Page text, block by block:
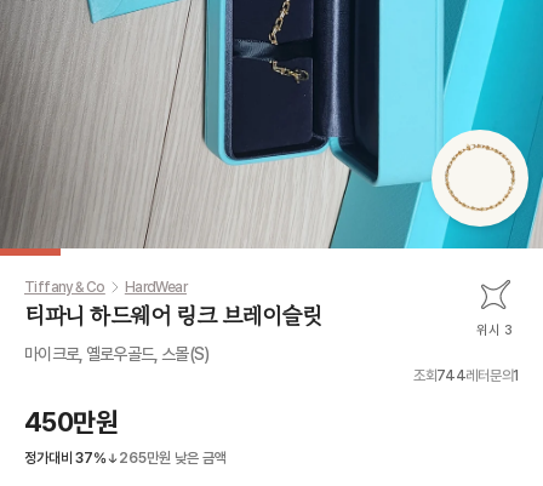
Tiffany & Co HardWear
티파니 하드웨어 링크 브레이슬릿 위시 3
마이크로, 옐로우골드, 스몰(S)
조회744레터문의1
450만원
정가대비 37% 265만원 낮은 금액